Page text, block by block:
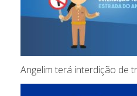
Angelim terá interdição de